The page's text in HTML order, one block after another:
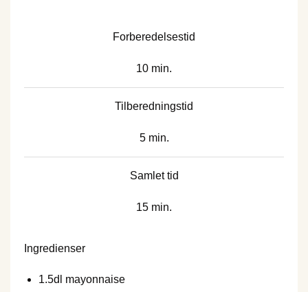
Forberedelsestid
10 min.
Tilberedningstid
5 min.
Samlet tid
15 min.
Ingredienser
1.5dl mayonnaise